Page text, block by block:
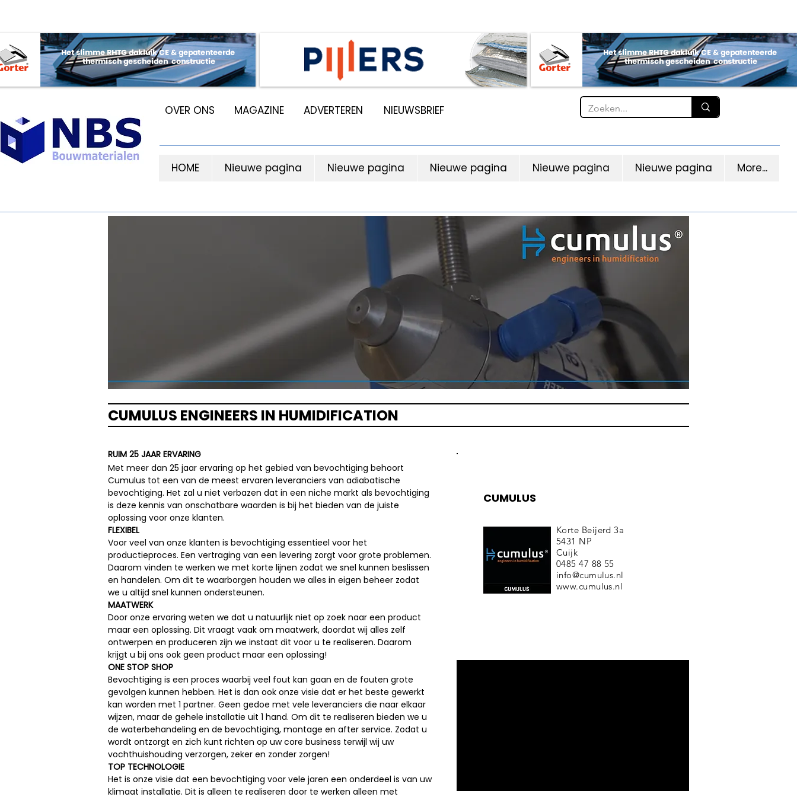
OVER ONS MAGAZINE ADVERTEREN NIEUWSBRIEF
HOME Nieuwe pagina Nieuwe pagina Nieuwe pagina Nieuwe pagina Nieuwe pagina More...
CUMULUS ENGINEERS IN HUMIDIFICATION
RUIM 25 JAAR ERVARING
Met meer dan 25 jaar ervaring op het gebied van bevochtiging behoort
Cumulus tot een van de meest ervaren leveranciers van adiabatische
bevochtiging. Het zal u niet verbazen dat in een niche markt als bevochtiging
is deze kennis van onschatbare waarden is bij het bieden van de juiste
oplossing voor onze klanten.
FLEXIBEL
Voor veel van onze klanten is bevochtiging essentieel voor het
productieproces. Een vertraging van een levering zorgt voor grote problemen.
Daarom vinden te werken we met korte lijnen zodat we snel kunnen beslissen
en handelen. Om dit te waarborgen houden we alles in eigen beheer zodat
we u altijd snel kunnen ondersteunen.
MAATWERK
Door onze ervaring weten we dat u natuurlijk niet op zoek naar een product
maar een oplossing. Dit vraagt vaak om maatwerk, doordat wij alles zelf
ontwerpen en produceren zijn we instaat dit voor u te realiseren. Daarom
krijgt u bij ons ook geen product maar een oplossing!
ONE STOP SHOP
Bevochtiging is een proces waarbij veel fout kan gaan en de fouten grote
gevolgen kunnen hebben. Het is dan ook onze visie dat er het beste gewerkt
kan worden met 1 partner. Geen gedoe met vele leveranciers die naar elkaar
wijzen, maar de gehele installatie uit 1 hand. Om dit te realiseren bieden we u
de waterbehandeling en de bevochtiging, montage en after service. Zodat u
wordt ontzorgt en zich kunt richten op uw core business terwijl wij uw
vochthuishouding verzorgen, zeker en zonder zorgen!
TOP TECHNOLOGIE
Het is onze visie dat een bevochtiging voor vele jaren een onderdeel is van uw
klimaat installatie. Dit is alleen te realiseren door te werken alleen met
CUMULUS
Korte Beijerd 3a
5431 NP
Cuijk
0485 47 88 55
info@cumulus.nl
www.cumulus.nl